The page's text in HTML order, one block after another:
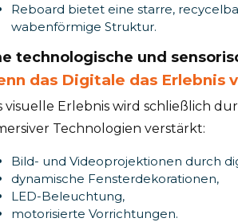
Reboard bietet eine starre,
wabenförmige Struktur.
technologische und
das Digitale das Erlebnis
visuelle Erlebnis wird schließlich
Technologien verstärkt:
Bild- und Videoprojektionen durch
dynamische Fensterdekorationen,
LED-Beleuchtung,
motorisierte Vorrichtungen.